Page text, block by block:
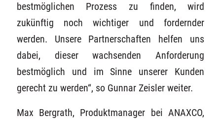
bestmöglichen Prozess zu finden, wird
zukünftig noch wichtiger und fordernder
werden. Unsere Partnerschaften helfen uns
dabei, dieser wachsenden Anforderung
bestmöglich und im Sinne unserer Kunden
gerecht zu werden“, so Gunnar Zeisler weiter.
Max Bergrath, Produktmanager bei ANAXCO,